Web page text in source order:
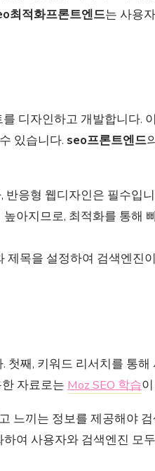
최적화프론트엔드는 사용
디자인하고 개발합니다.
있습니다. seo프론트엔드
반응형 웹디자인은 필수입
아지므로, 최적화를 통해
제목을 설정하여 검색엔진
째, 키워드 리서치를 통
자료로는 Moz SEO 학습
느끼는 정보를 제공해야
여 사용자와 검색엔진 모